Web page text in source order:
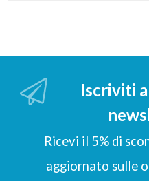
Iscriviti
Ricevi il 5% di
aggiornato sulle